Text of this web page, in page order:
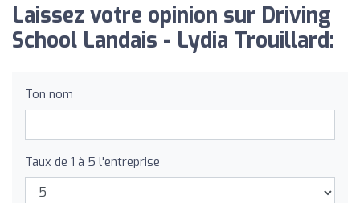
Laissez votre opinion sur Driving
School Landais - Lydia Trouillard:
Ton nom
Taux de 1 à 5 l'entreprise